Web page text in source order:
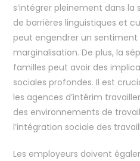
s’intégrer pleinement dans
de barrières linguistiques et
peut engendrer un sentiment
marginalisation. De plus, la
familles peut avoir des
sociales profondes. Il est
les agences d’intérim
des environnements de
l’intégration sociale des
Les employeurs doivent